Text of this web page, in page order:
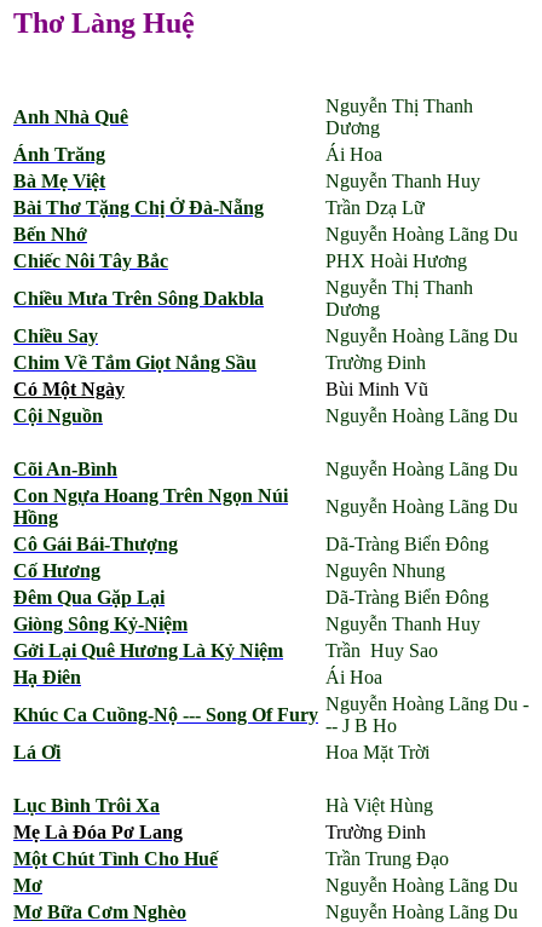
Thơ Làng Huệ
Anh Nhà Quê
Nguyễn Thị Thanh
Dương
Ánh Trăng
Ái Hoa
Bà Mẹ Việt
Nguyễn Thanh Huy
Bài Thơ Tặng Chị Ở Đà-Nẵng
Trần Dzạ Lữ
Bến Nhớ
Nguyễn Hoàng Lãng Du
Chiếc Nôi Tây Bắc
PHX Hoài Hương
Chiều Mưa Trên Sông Dakbla
Nguyễn Thị Thanh
Dương
Chiều Say
Nguyễn Hoàng Lãng Du
Chim Về Tắm Giọt Nắng Sầu
Trường Đinh
Có Một Ngày
Bùi Minh Vũ
Cội Nguồn
Nguyễn Hoàng Lãng Du
Cõi An-Bình
Nguyễn Hoàng Lãng Du
Con Ngựa Hoang Trên Ngọn Núi
Hồng
Nguyễn Hoàng Lãng Du
Cô Gái Bái-Thượng
Dã-Tràng Biển Đông
Cố Hương
Nguyên Nhung
Đêm Qua Gặp Lại
Dã-Tràng Biển Đông
Giòng Sông Kỷ-Niệm
Nguyễn Thanh Huy
Gởi Lại Quê Hương Là Kỷ Niệm
Trần Huy Sao
Hạ Điên
Ái Hoa
Khúc Ca Cuồng-Nộ --- Song Of Fury
Nguyễn Hoàng Lãng Du -
-- J B Ho
Lá Ơi
Hoa Mặt Trời
Lục Bình Trôi Xa
Hà Việt Hùng
Mẹ Là Đóa Pơ Lang
Trường Đinh
Một Chút Tình Cho Huế
Trần Trung Đạo
Mơ
Nguyễn Hoàng Lãng Du
Mơ Bữa Cơm Nghèo
Nguyễn Hoàng Lãng Du